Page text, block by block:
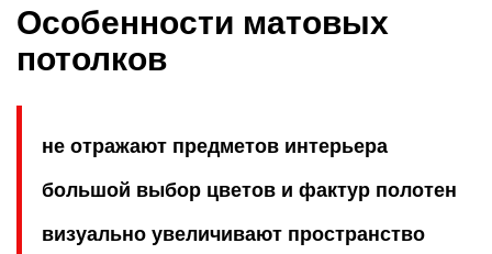
Особенности матовых
потолков
не отражают предметов интерьера
большой выбор цветов и фактур полотен
визуально увеличивают пространство